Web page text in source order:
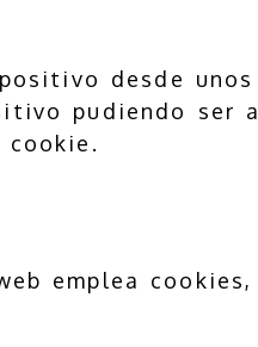
desde
pudiendo ser
emplea